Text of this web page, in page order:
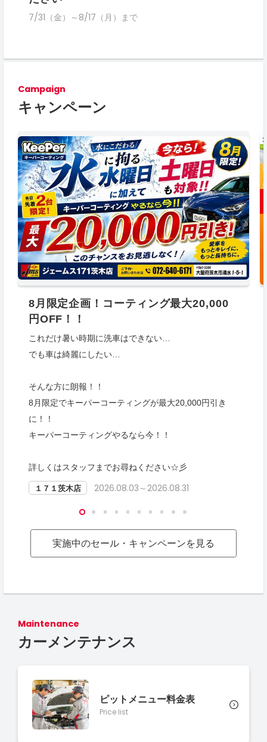
7/31（金）～8/17（月）まで
Campaign
キャンペーン
8月限定企画！コーティング最大20,000
円OFF！！
これだけ暑い時期に洗車はできない…
でも車は綺麗にしたい…
そんな方に朗報！！
8月限定でキーパーコーティングが最大20,000円引き
に！！
キーパーコーティングやるなら今！！
詳しくはスタッフまでお尋ねください☆彡
１７１茨木店 2026.08.03～2026.08.31
実施中のセール・キャンペーンを見る
Maintenance
カーメンテナンス
ピットメニュー料金表
Price list